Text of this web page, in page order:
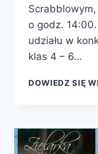
o godz. 14:00.
udziału w
klas 4 – 6…
DOWIEDZ SIĘ